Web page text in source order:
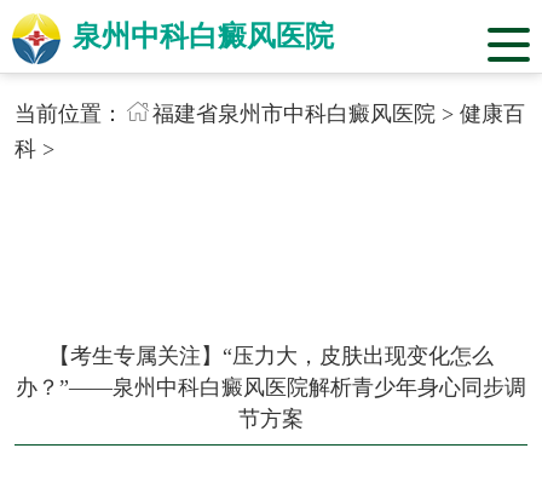
泉州中科白癜风医院
当前位置： 福建省泉州市中科白癜风医院> 健康百
科>
【考生专属关注】“压力大，皮肤出现变化怎么
办？”——泉州中科白癜风医院解析青少年身心同步调
节方案